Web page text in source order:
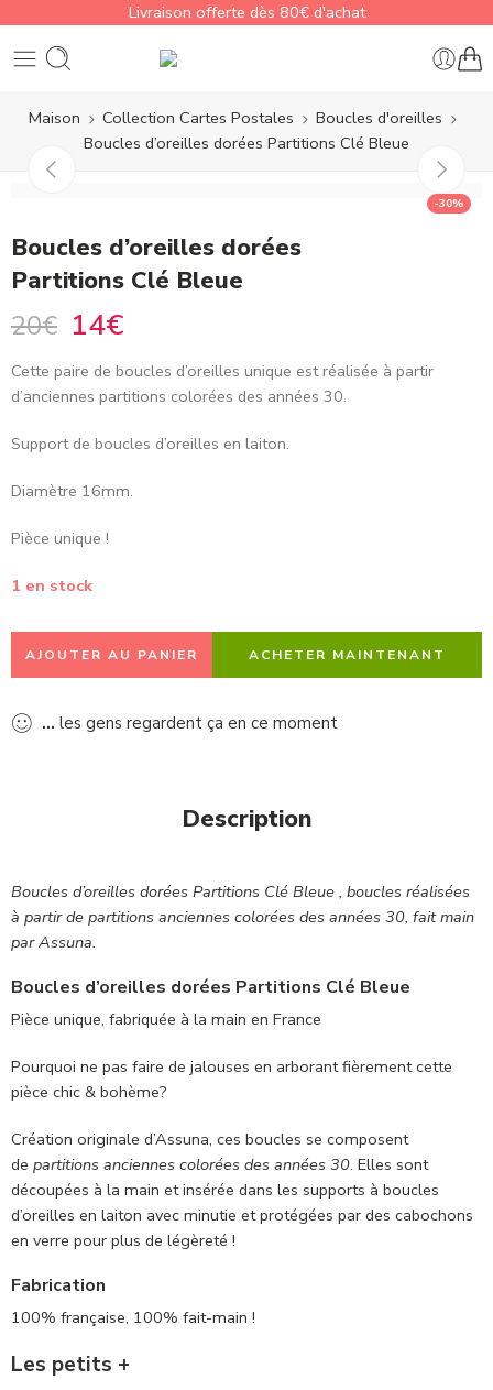
Livraison offerte dès 80€ d'achat
Maison Collection Cartes Postales
Boucles d'oreilles
Boucles d’oreilles dorées Partitions Clé Bleue
-30%
Boucles d’oreilles dorées
Partitions Clé Bleue
20€ 14€
Cette paire de boucles d’oreilles unique est réalisée à partir
d’anciennes partitions colorées des années 30.
Support de boucles d’oreilles en laiton.
Diamètre 16mm.
Pièce unique !
1 en stock
AJOUTER AU PANIER ACHETER MAINTENANT
... les gens regardent ça en ce moment
Description
Boucles d’oreilles dorées Partitions Clé Bleue , boucles réalisées
à partir de partitions anciennes colorées des années 30, fait main
par Assuna.
Boucles d’oreilles dorées Partitions Clé Bleue
Pièce unique, fabriquée à la main en France
Pourquoi ne pas faire de jalouses en arborant fièrement cette
pièce chic & bohème?
Création originale d’Assuna, ces boucles se composent
de partitions anciennes colorées des années 30. Elles sont
découpées à la main et insérée dans les supports à boucles
d’oreilles en laiton avec minutie et protégées par des cabochons
en verre pour plus de légèreté !
Fabrication
100% française, 100% fait-main !
Les petits +